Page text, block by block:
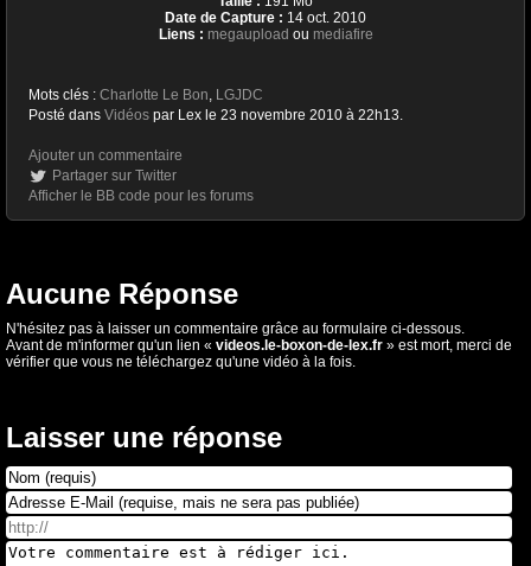
Date de Capture : 14 oct. 2010
Liens : megaupload ou mediafire
Mots clés : Charlotte Le Bon, LGJDC
Posté dans Vidéos par Lex le 23 novembre 2010 à 22h13.
Ajouter un commentaire
Partager sur Twitter
Afficher le BB code pour les forums
Aucune Réponse
N'hésitez pas à laisser un commentaire grâce au formulaire ci-dessous.
Avant de m'informer qu'un lien « videos.le-boxon-de-lex.fr » est mort, merci de
vérifier que vous ne téléchargez qu'une vidéo à la fois.
Laisser une réponse